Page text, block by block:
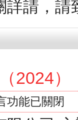
詳請，請
2024）
功能已關閉